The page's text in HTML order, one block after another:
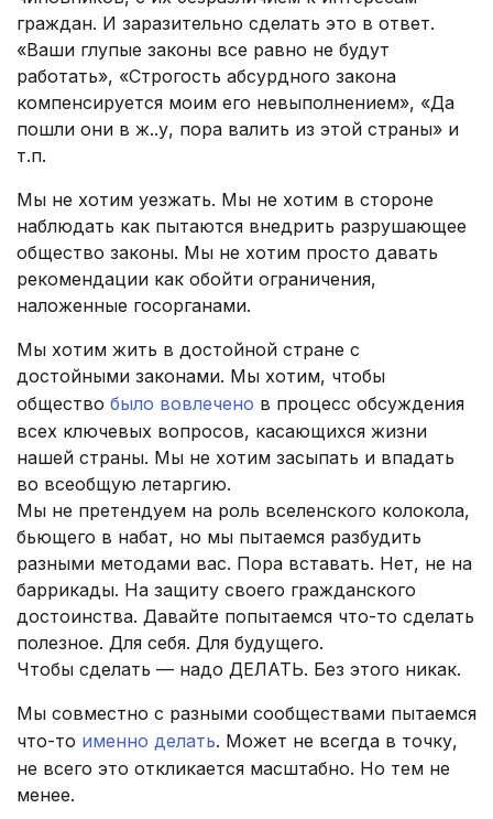
граждан. И заразительно сделать это в ответ.
«Ваши глупые законы все равно не будут
работать», «Строгость абсурдного закона
компенсируется моим его невыполнением», «Да
пошли они в ж..у, пора валить из этой страны» и
т.п.
Мы не хотим уезжать. Мы не хотим в стороне
наблюдать как пытаются внедрить разрушающее
общество законы. Мы не хотим просто давать
рекомендации как обойти ограничения,
наложенные госорганами.
Мы хотим жить в достойной стране с
достойными законами. Мы хотим, чтобы
общество было вовлечено в процесс обсуждения
всех ключевых вопросов, касающихся жизни
нашей страны. Мы не хотим засыпать и впадать
во всеобщую летаргию.
Мы не претендуем на роль вселенского колокола,
бьющего в набат, но мы пытаемся разбудить
разными методами вас. Пора вставать. Нет, не на
баррикады. На защиту своего гражданского
достоинства. Давайте попытаемся что-то сделать
полезное. Для себя. Для будущего.
Чтобы сделать — надо ДЕЛАТЬ. Без этого никак.
Мы совместно с разными сообществами пытаемся
что-то именно делать. Может не всегда в точку,
не всего это откликается масштабно. Но тем не
менее.